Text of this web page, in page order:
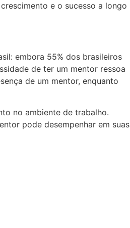
e o sucesso a longo
embora 55% dos brasileiros
de ter um mentor ressoa
de um mentor, enquanto
no ambiente de trabalho.
pode desempenhar em suas